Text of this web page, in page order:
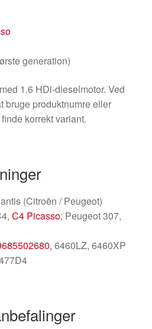
generation)
1.6 HDi-dieselmotor. Ved
bruge produktnumre eller
korrekt variant.
(Citroën / Peugeot)
C4 Picasso; Peugeot 307,
, 6460LZ, 6460XP